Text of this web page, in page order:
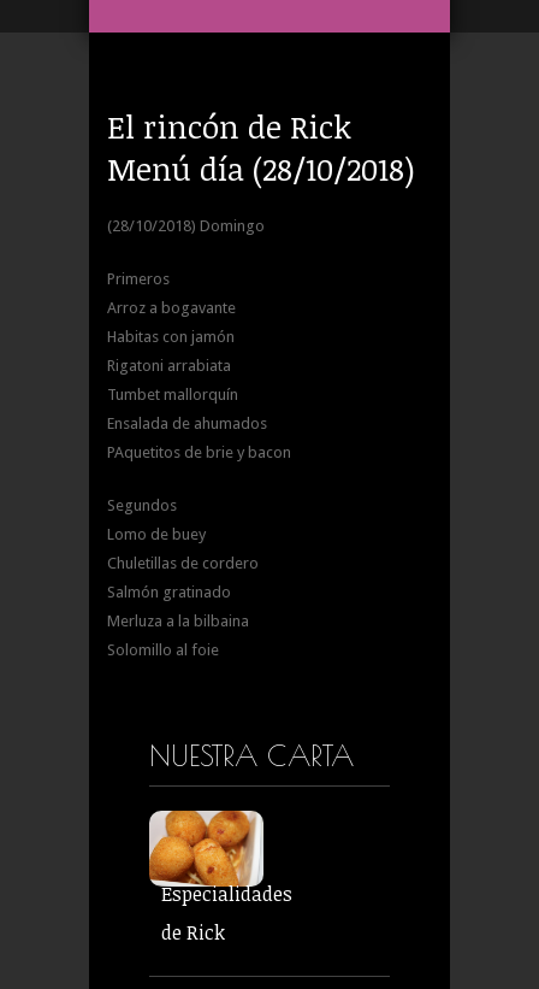
El rincón de Rick
Menú día (28/10/2018)
(28/10/2018) Domingo
Primeros
Arroz a bogavante
Habitas con jamón
Rigatoni arrabiata
Tumbet mallorquín
Ensalada de ahumados
PAquetitos de brie y bacon
Segundos
Lomo de buey
Chuletillas de cordero
Salmón gratinado
Merluza a la bilbaina
Solomillo al foie
NUESTRA CARTA
Especialidades
de Rick